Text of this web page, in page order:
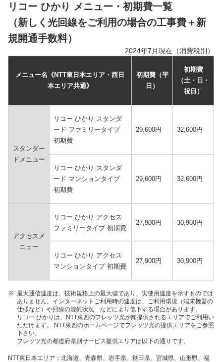
リコー ひかり メニュー・初期費一覧
（新しく光回線をご利用の場合の工事費＋新
規開通手数料）
2024年7月現在（消費税別）
メニュー名《NTT東日本エリア・西日
本エリア共通》
初期費（平
日）
初期費
（土・日・
祝日）
スタンダー
ドメニュー
リコー ひかり スタンダ
ード ファミリータイプ
初期費
29,600円 32,600円
リコー ひかり スタンダ
ード マンションタイプ
初期費
29,600円 32,600円
アクセスメ
ニュー
リコー ひかり アクセス
ファミリータイプ 初期費
27,900円 30,900円
リコー ひかり アクセス
マンションタイプ 初期費
27,900円 30,900円
※ 最大通信速度は、技術規格上の最大値であり、実使用速度を示すものでは
ありません。インターネットご利用時の速度は、ご利用環境（端末機器の
仕様など）や回線の混雑状況 などにより低下する場合があります。
リコー ひかりは、NTT東西のフレッツ光が卸提供されるエリアでご利用い
ただけます。 NTT東西のホームページでフレッツ光の提供エリアをご参照
下さい。
フレッツ光の都道府県別サービス提供エリアは以下の通りです。
NTT東日本エリア：北海道、青森県、岩手県、秋田県、宮城県、山形県、福